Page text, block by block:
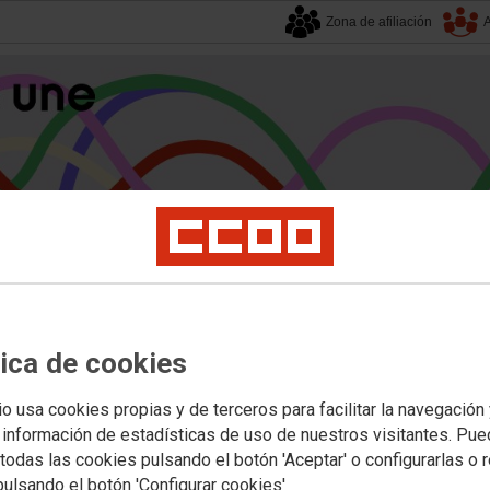
de cookies
usa cookies propias y de terceros para facilitar la navegación
de estadísticas de uso de nuestros visitantes.
las cookies pulsando el botón 'Aceptar' o configurarlas o
el botón 'Configurar cookies'
Zona de afiliación
Universidad Privada Política Educativa
convocatoria de proceso